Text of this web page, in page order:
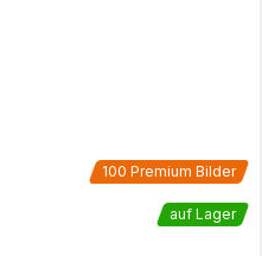
100 Premium Bilder
auf Lager